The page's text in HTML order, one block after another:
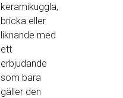
keramikuggla,
bricka eller
liknande med
ett
erbjudande
som bara
gäller den